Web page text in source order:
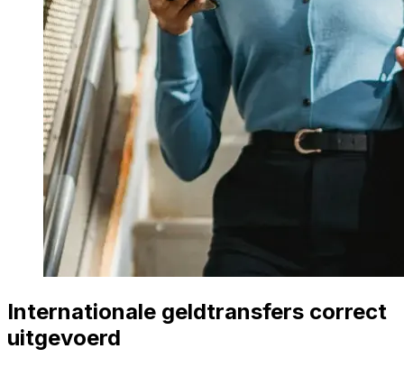
Internationale geldtransfers correct
uitgevoerd